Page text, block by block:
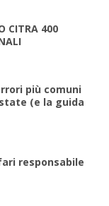
CITRA 400
più comuni
(e la guida
responsabile